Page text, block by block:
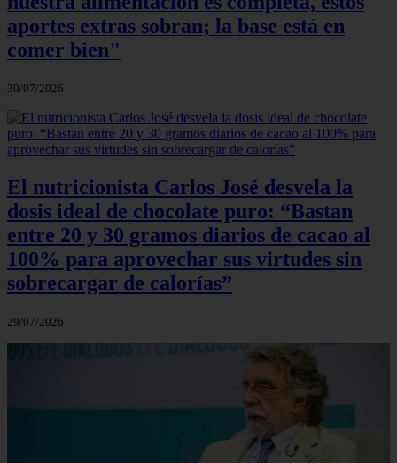
aportes extras sobran; la base está en
comer bien"
30/07/2026
El nutricionista Carlos José desvela la
dosis ideal de chocolate puro: “Bastan
entre 20 y 30 gramos diarios de cacao al
100% para aprovechar sus virtudes sin
sobrecargar de calorías”
29/07/2026